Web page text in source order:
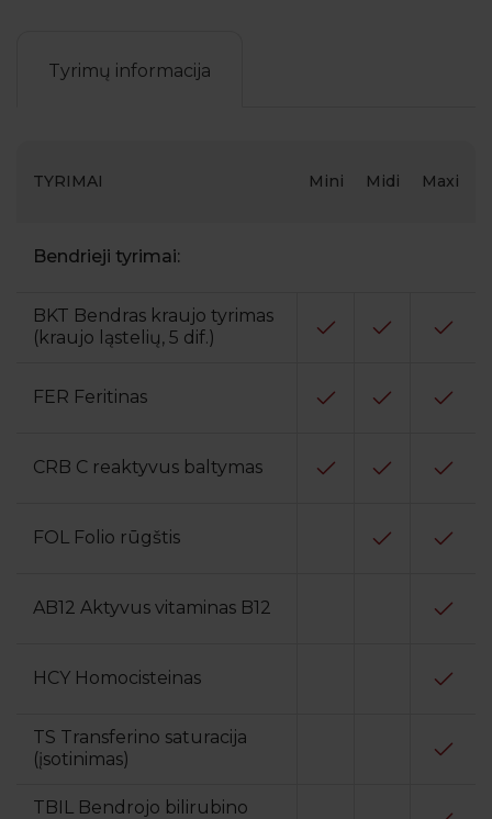
Tyrimų informacija
TYRIMAI Mini Midi Maxi
Bendrieji tyrimai:
BKT Bendras kraujo tyrimas
(kraujo ląstelių, 5 dif.)
FER Feritinas
CRB C reaktyvus baltymas
FOL Folio rūgštis
AB12 Aktyvus vitaminas B12
HCY Homocisteinas
TS Transferino saturacija
(įsotinimas)
TBIL Bendrojo bilirubino